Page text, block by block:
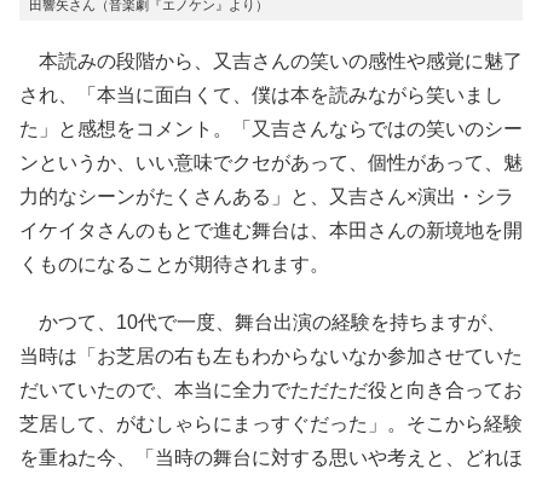
田響矢さん（音楽劇『エノケン』より）
本読みの段階から、又吉さんの笑いの感性や感覚に魅了
され、「本当に面白くて、僕は本を読みながら笑いまし
た」と感想をコメント。「又吉さんならではの笑いのシー
ンというか、いい意味でクセがあって、個性があって、魅
力的なシーンがたくさんある」と、又吉さん×演出・シラ
イケイタさんのもとで進む舞台は、本田さんの新境地を開
くものになることが期待されます。
かつて、10代で一度、舞台出演の経験を持ちますが、
当時は「お芝居の右も左もわからないなか参加させていた
だいていたので、本当に全力でただただ役と向き合ってお
芝居して、がむしゃらにまっすぐだった」。そこから経験
を重ねた今、「当時の舞台に対する思いや考えと、どれほ